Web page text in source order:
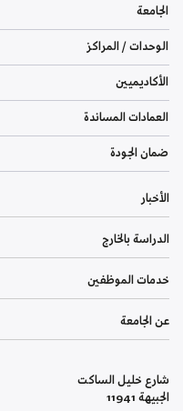
الجامعة
الوحدات / المراكز
الأكاديميين
العمادات المساندة
ضمان الجودة
الأخبار
الدراسة بالخارج
خدمات الموظفين
عن الجامعة
شارع خليل الساكت
الجبيهة 11941